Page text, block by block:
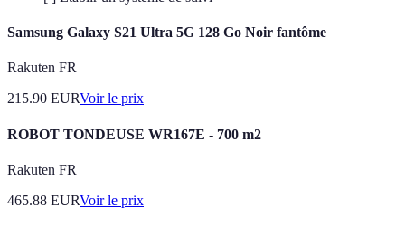
Samsung Galaxy S21 Ultra 5G 128 Go Noir fantôme
Rakuten FR
215.90 EURVoir le prix
ROBOT TONDEUSE WR167E - 700 m2
Rakuten FR
465.88 EURVoir le prix